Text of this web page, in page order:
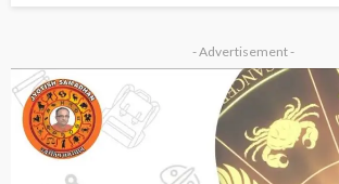
- Advertisement -